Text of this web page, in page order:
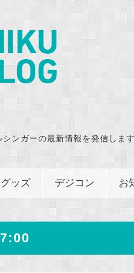
ンガーの最新情報を発信します
グッズ デジコン お